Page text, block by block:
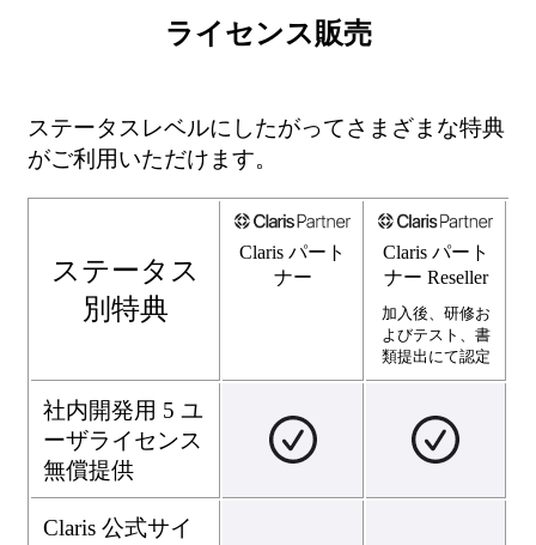
ライセンス販売
ステータスレベルにしたがってさまざまな特典
がご利用いただけます。
ステータス
別特典
Claris パート
ナー
Claris パート
ナー Reseller
加入後、研修お
よびテスト、書
類提出にて認定
社内開発用 5 ユ
ーザライセンス
無償提供
Claris 公式サイ